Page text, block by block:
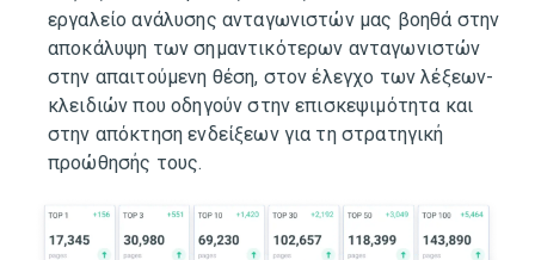
εργαλείο ανάλυσης ανταγωνιστών μας βοηθά στην
αποκάλυψη των σημαντικότερων ανταγωνιστών
στην απαιτούμενη θέση, στον έλεγχο των λέξεων-
κλειδιών που οδηγούν στην επισκεψιμότητα και
στην απόκτηση ενδείξεων για τη στρατηγική
προώθησής τους.